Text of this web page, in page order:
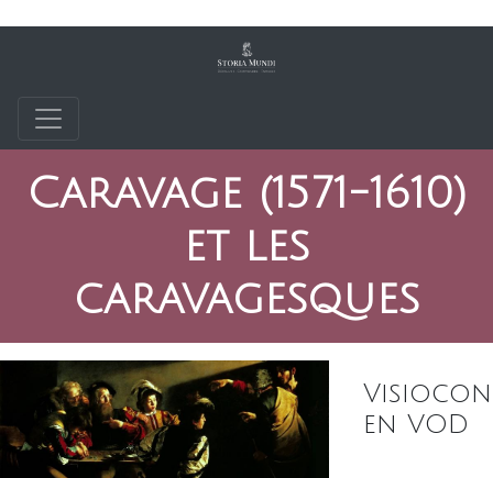
Caravage (1571-1610)
et les
caravagesques
en VOD